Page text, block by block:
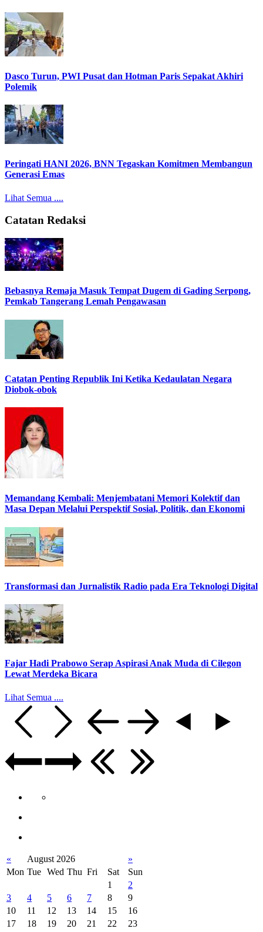
Dasco Turun, PWI Pusat dan Hotman Paris Sepakat Akhiri
Polemik
Peringati HANI 2026, BNN Tegaskan Komitmen Membangun
Generasi Emas
Lihat Semua ....
Catatan Redaksi
Bebasnya Remaja Masuk Tempat Dugem di Gading Serpong,
Pemkab Tangerang Lemah Pengawasan
Catatan Penting Republik Ini Ketika Kedaulatan Negara
Diobok-obok
Memandang Kembali: Menjembatani Memori Kolektif dan
Masa Depan Melalui Perspektif Sosial, Politik, dan Ekonomi
Transformasi dan Jurnalistik Radio pada Era Teknologi Digital
Fajar Hadi Prabowo Serap Aspirasi Anak Muda di Cilegon
Lewat Merdeka Bicara
Lihat Semua ....
« August 2026
»
Mon Tue Wed Thu Fri Sat
Sun
1
2
3
4 5 6 7 8
9
10
11 12 13 14 15
16
17
18 19 20 21 22
23